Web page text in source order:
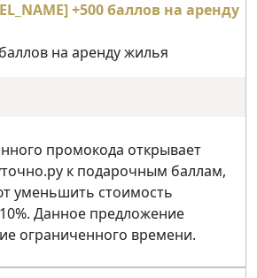
на аренду жилья
промокода открывает
к подарочным баллам,
уменьшить стоимость
Данное предложение
ограниченного времени.